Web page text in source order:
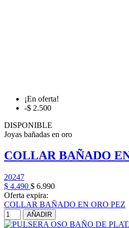
¡En oferta!
-$ 2.500
DISPONIBLE
Joyas bañadas en oro
COLLAR BAÑADO
20247
$ 4.490 $ 6.990
Oferta expira:
COLLAR BAÑADO EN ORO PEZ
AÑADIR